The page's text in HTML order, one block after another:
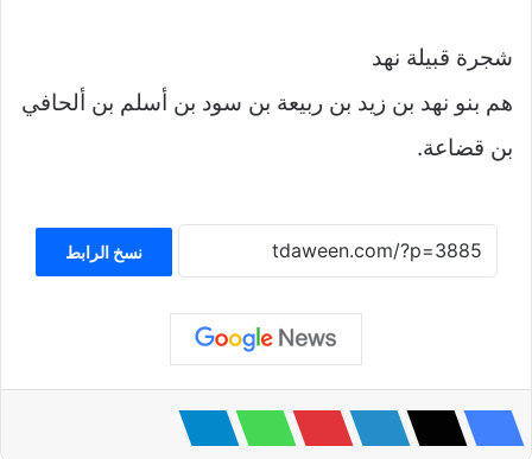
شجرة قبيلة نهد
هم بنو نهد بن زيد بن ربيعة بن سود بن أسلم بن ألحافي
بن قضاعة.
نسخ الرابط